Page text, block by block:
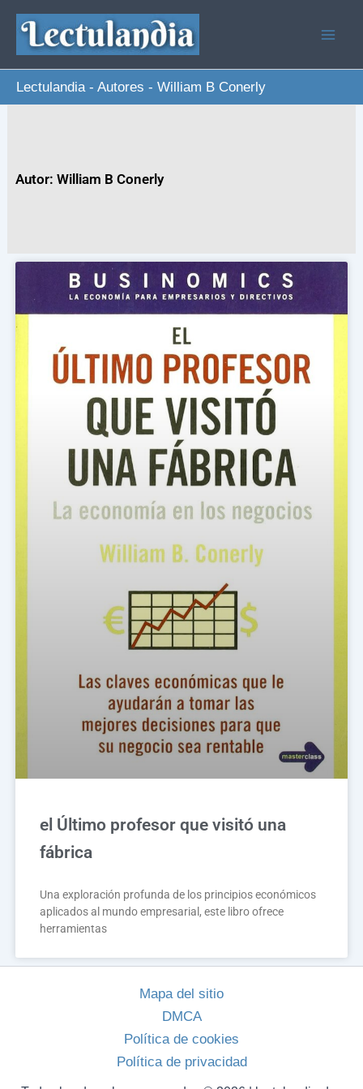
contenido
Lectulandia- Autores - William B Conerly
Autor: William B Conerly
el Último profesor que visitó una
fábrica
Una exploración profunda de los principios económicos
aplicados al mundo empresarial, este libro ofrece
herramientas
Mapa del sitio
DMCA
Política de cookies
Política de privacidad